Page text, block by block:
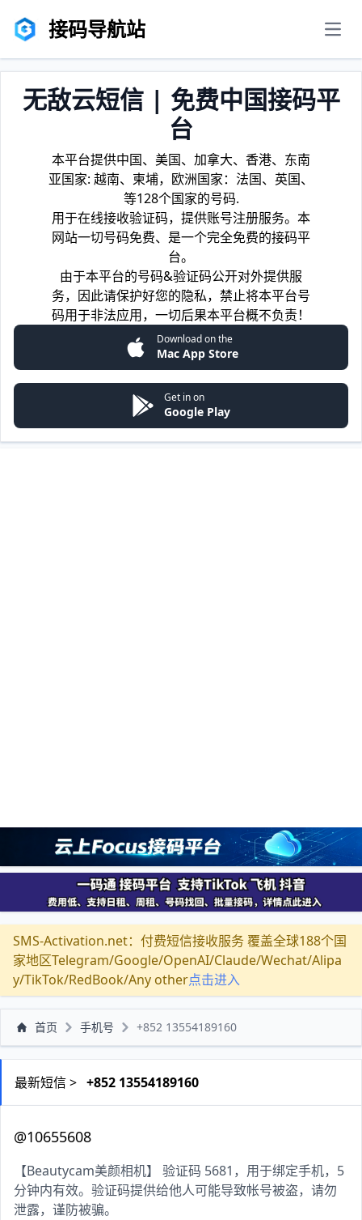
接码导航站
无敌云短信 | 免费中国接码平
台
本平台提供中国、美国、加拿大、香港、东南
亚国家: 越南、柬埔，欧洲国家：法国、英国、
等128个国家的号码.
用于在线接收验证码，提供账号注册服务。本
网站一切号码免费、是一个完全免费的接码平
台。
由于本平台的号码&验证码公开对外提供服
务，因此请保护好您的隐私，禁止将本平台号
码用于非法应用，一切后果本平台概不负责！
Download on the
Mac App Store
Get in on
Google Play
SMS-Activation.net：付费短信接收服务 覆盖全球188个国
家地区Telegram/Google/OpenAI/Claude/Wechat/Alipa
y/TikTok/RedBook/Any other点击进入
首页 手机号 +852 13554189160
最新短信 > +852 13554189160
@10655608
【Beautycam美颜相机】 验证码 5681，用于绑定手机，5
分钟内有效。验证码提供给他人可能导致帐号被盗，请勿
泄露，谨防被骗。